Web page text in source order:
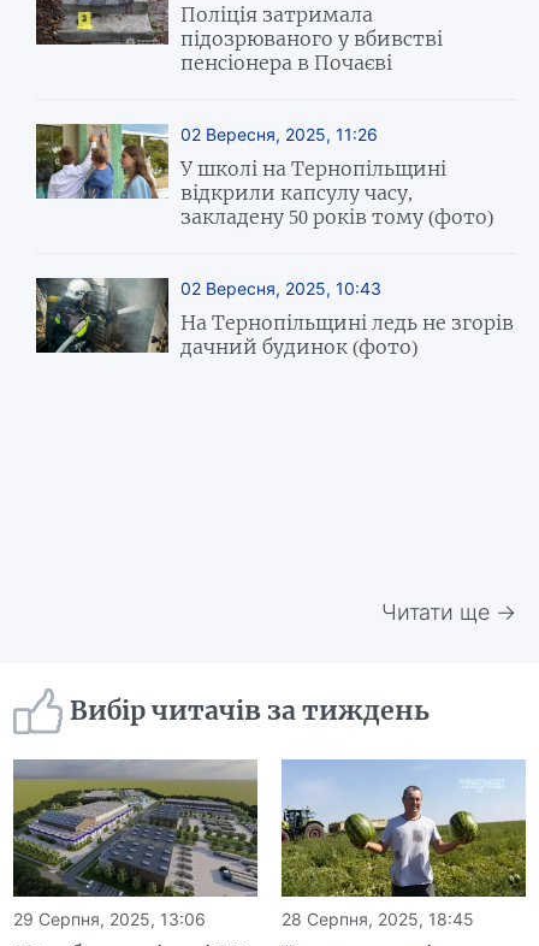
Поліція затримала
підозрюваного у вбивстві
пенсіонера в Почаєві
02 Вересня, 2025, 11:26
У школі на Тернопільщині
відкрили капсулу часу,
закладену 50 років тому (фото)
02 Вересня, 2025, 10:43
На Тернопільщині ледь не згорів
дачний будинок (фото)
Читати ще →
Вибір читачів за тиждень
29 Серпня, 2025, 13:06 28 Серпня, 2025, 18:45